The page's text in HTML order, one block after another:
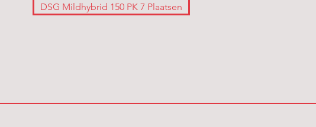
DSG Mildhybrid 150 PK 7 Plaatsen